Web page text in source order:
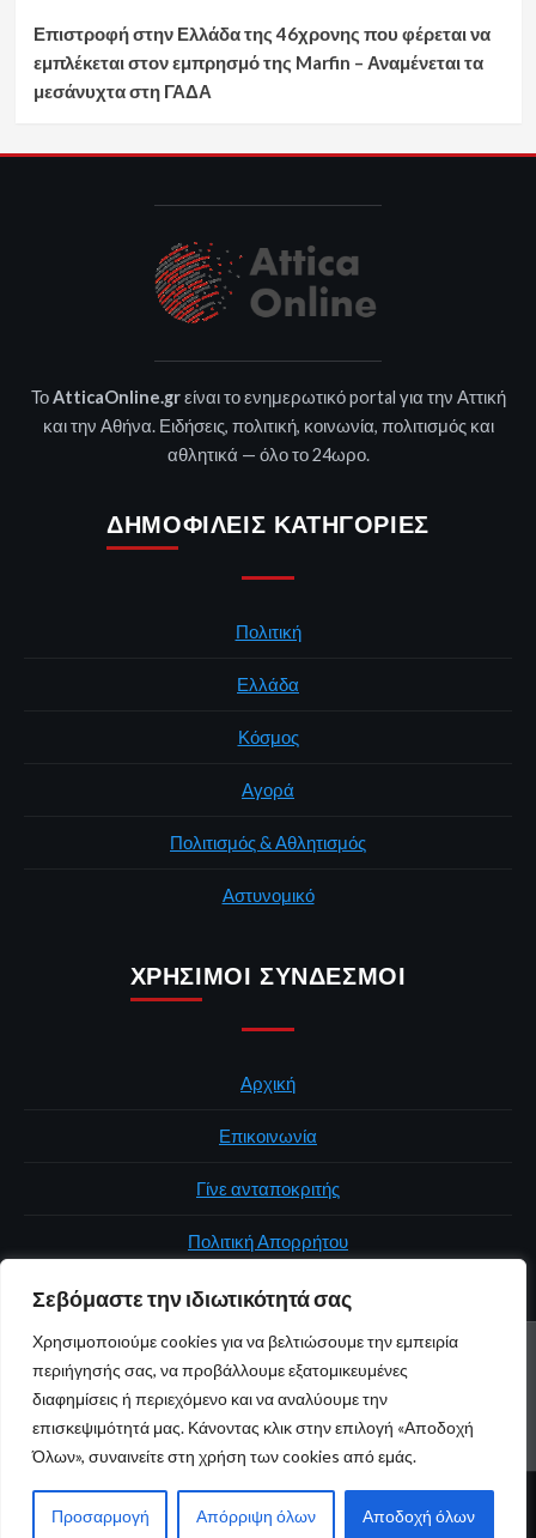
Σεβόμαστε την ιδιωτικότητά σας
Χρησιμοποιούμε cookies για να βελτιώσουμε την εμπειρία
περιήγησής σας, να προβάλλουμε εξατομικευμένες
διαφημίσεις ή περιεχόμενο και να αναλύουμε την
επισκεψιμότητά μας. Κάνοντας κλικ στην επιλογή «Αποδοχή
Όλων», συναινείτε στη χρήση των cookies από εμάς.
Προσαρμογή Απόρριψη όλων Αποδοχή όλων
Επιστροφή στην Ελλάδα της 46χρονης που φέρεται να
εμπλέκεται στον εμπρησμό της Marfin – Αναμένεται τα
μεσάνυχτα στη ΓΑΔΑ
ΤοAtticaOnline.grείναι το ενημερωτικό portal για την Αττική
και την Αθήνα. Ειδήσεις, πολιτική, κοινωνία, πολιτισμός και
αθλητικά — όλο το 24ωρο.
ΔΗΜΟΦΙΛΕΊΣ ΚΑΤΗΓΟΡΊΕΣ
Πολιτική
Ελλάδα
Κόσμος
Αγορά
Πολιτισμός & Αθλητισμός
Αστυνομικό
ΧΡΉΣΙΜΟΙ ΣΎΝΔΕΣΜΟΙ
Αρχική
Επικοινωνία
Γίνε ανταποκριτής
Πολιτική Απορρήτου
ΑΡΧΙΚΉ ΠΟΛΙΤΙΚΉ ΕΛΛΆΔΑ ΚΌΣΜΟΣ
ΕΠΙΚΟΙΝΩΝΊΑ
© 2026 atticaonline.gr · Με επιφύλαξη παντός δικαιώματος ·